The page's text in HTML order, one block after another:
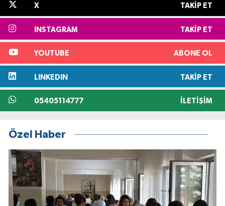
X TAKIP ET
INSTAGRAM TAKIP ET
YOUTUBE ABONE OL
LINKEDIN TAKIP ET
05405114777 İLETIŞIM
Özel Haber